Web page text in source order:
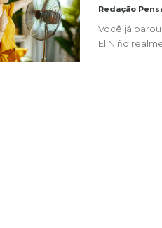
Redação
Você já
El Niño